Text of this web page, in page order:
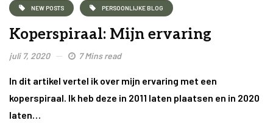
NEW POSTS PERSOONLIJKE BLOG
Koperspiraal: Mijn ervaring
juli 7, 2020 7 Mins read
In dit artikel vertel ik over mijn ervaring met een
koperspiraal. Ik heb deze in 2011 laten plaatsen en in 2020
laten…